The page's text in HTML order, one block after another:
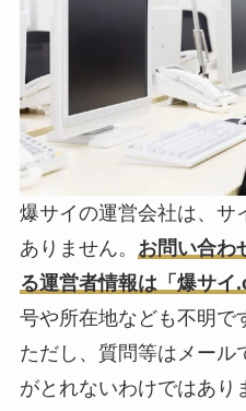
爆サイの運営会社は、サ
ありません。 お問い合わ
る運営者情報は「爆サイ
号や所在地なども不明で
ただし、質問等はメール
がとれないわけではあり